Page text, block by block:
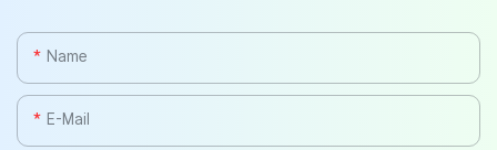
Name
E-Mail